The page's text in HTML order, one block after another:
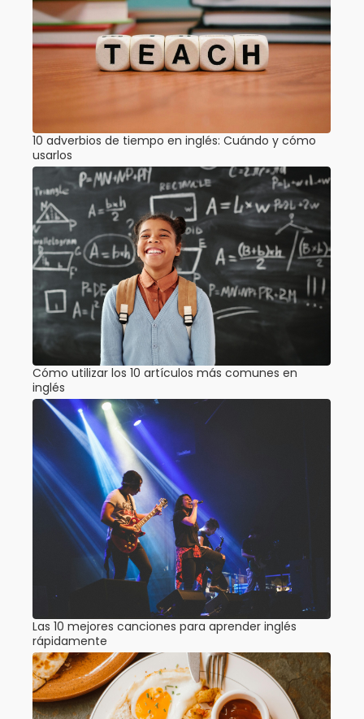
10 adverbios de tiempo en inglés: Cuándo y cómo
usarlos
Cómo utilizar los 10 artículos más comunes en
inglés
Las 10 mejores canciones para aprender inglés
rápidamente